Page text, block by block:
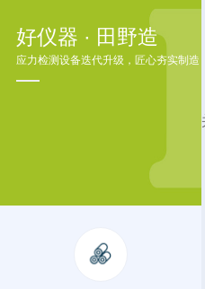
好仪器 · 田野造
应力检测设备迭代升级，匠心夯实制造